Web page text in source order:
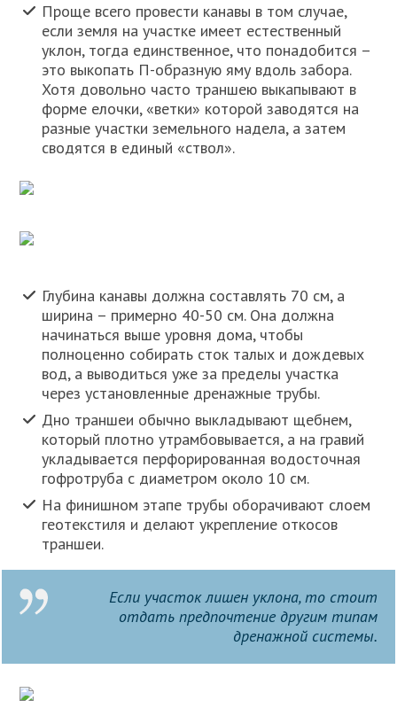
Проще всего провести канавы в том случае,
если земля на участке имеет естественный
уклон, тогда единственное, что понадобится –
это выкопать П-образную яму вдоль забора.
Хотя довольно часто траншею выкапывают в
форме елочки, «ветки» которой заводятся на
разные участки земельного надела, а затем
сводятся в единый «ствол».
Глубина канавы должна составлять 70 см, а
ширина – примерно 40-50 см. Она должна
начинаться выше уровня дома, чтобы
полноценно собирать сток талых и дождевых
вод, а выводиться уже за пределы участка
через установленные дренажные трубы.
Дно траншеи обычно выкладывают щебнем,
который плотно утрамбовывается, а на гравий
укладывается перфорированная водосточная
гофротруба с диаметром около 10 см.
На финишном этапе трубы оборачивают слоем
геотекстиля и делают укрепление откосов
траншеи.
Если участок лишен уклона, то стоит
отдать предпочтение другим типам
дренажной системы.